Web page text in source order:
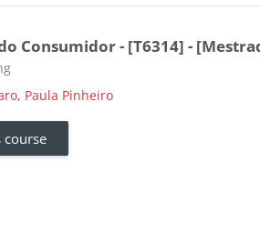
Consumidor - [T6314] -
, Paula Pinheiro
course